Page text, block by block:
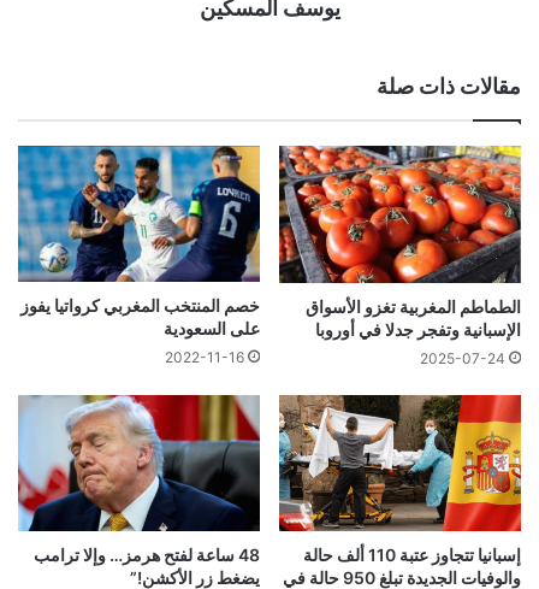
يوسف المسكين
مقالات ذات صلة
الطماطم المغربية تغزو الأسواق
الإسبانية وتفجر جدلا في أوروبا
2025-07-24
خصم المنتخب المغربي كرواتيا يفوز
على السعودية
2022-11-16
إسبانيا تتجاوز عتبة 110 ألف حالة
والوفيات الجديدة تبلغ 950 حالة في
48 ساعة لفتح هرمز… وإلا ترامب
يضغط زر الأكشن!”